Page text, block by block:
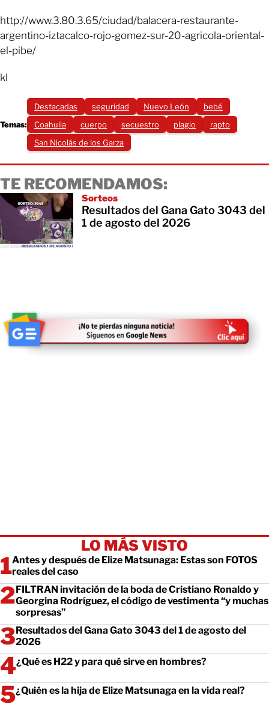
http://www.3.80.3.65/ciudad/balacera-restaurante-
argentino-iztacalco-rojo-gomez-sur-20-agricola-oriental-
el-pibe/
kl
Temas:
Destacadas seguridad Nuevo León
bebé
Coahuila
cuerpo secuestro plagio
rapto
San Nicolás de los Garza
TE RECOMENDAMOS:
Sorteos
Resultados del Gana Gato 3043 del
1 de agosto del 2026
LO MÁS VISTO
Antes y después de Elize Matsunaga: Estas son FOTOS
reales del caso
FILTRAN invitación de la boda de Cristiano Ronaldo y
Georgina Rodríguez, el código de vestimenta “y muchas
sorpresas”
Resultados del Gana Gato 3043 del 1 de agosto del
2026
¿Qué es H22 y para qué sirve en hombres?
¿Quién es la hija de Elize Matsunaga en la vida real?